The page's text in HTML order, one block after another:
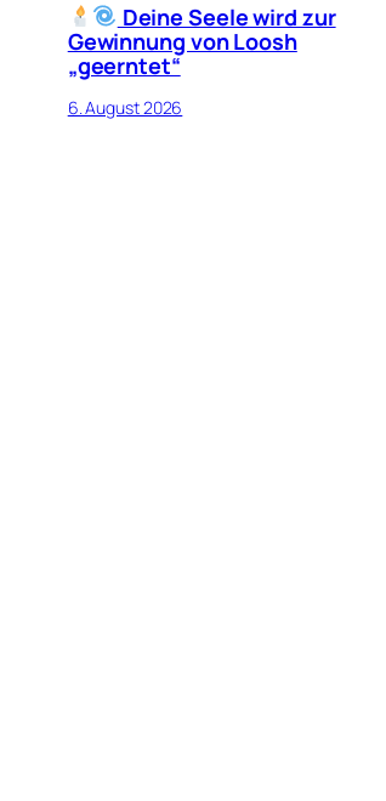
Deine Seele wird zur
Gewinnung von Loosh
„geerntet“
6. August 2026